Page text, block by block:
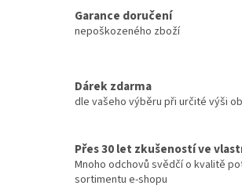
Garance doručení
nepoškozeného zboží
Dárek zdarma
dle vašeho výběru při určité výši
Přes 30 let zkušeností ve
Mnoho odchovů svědčí o kvalitě
sortimentu e-shopu